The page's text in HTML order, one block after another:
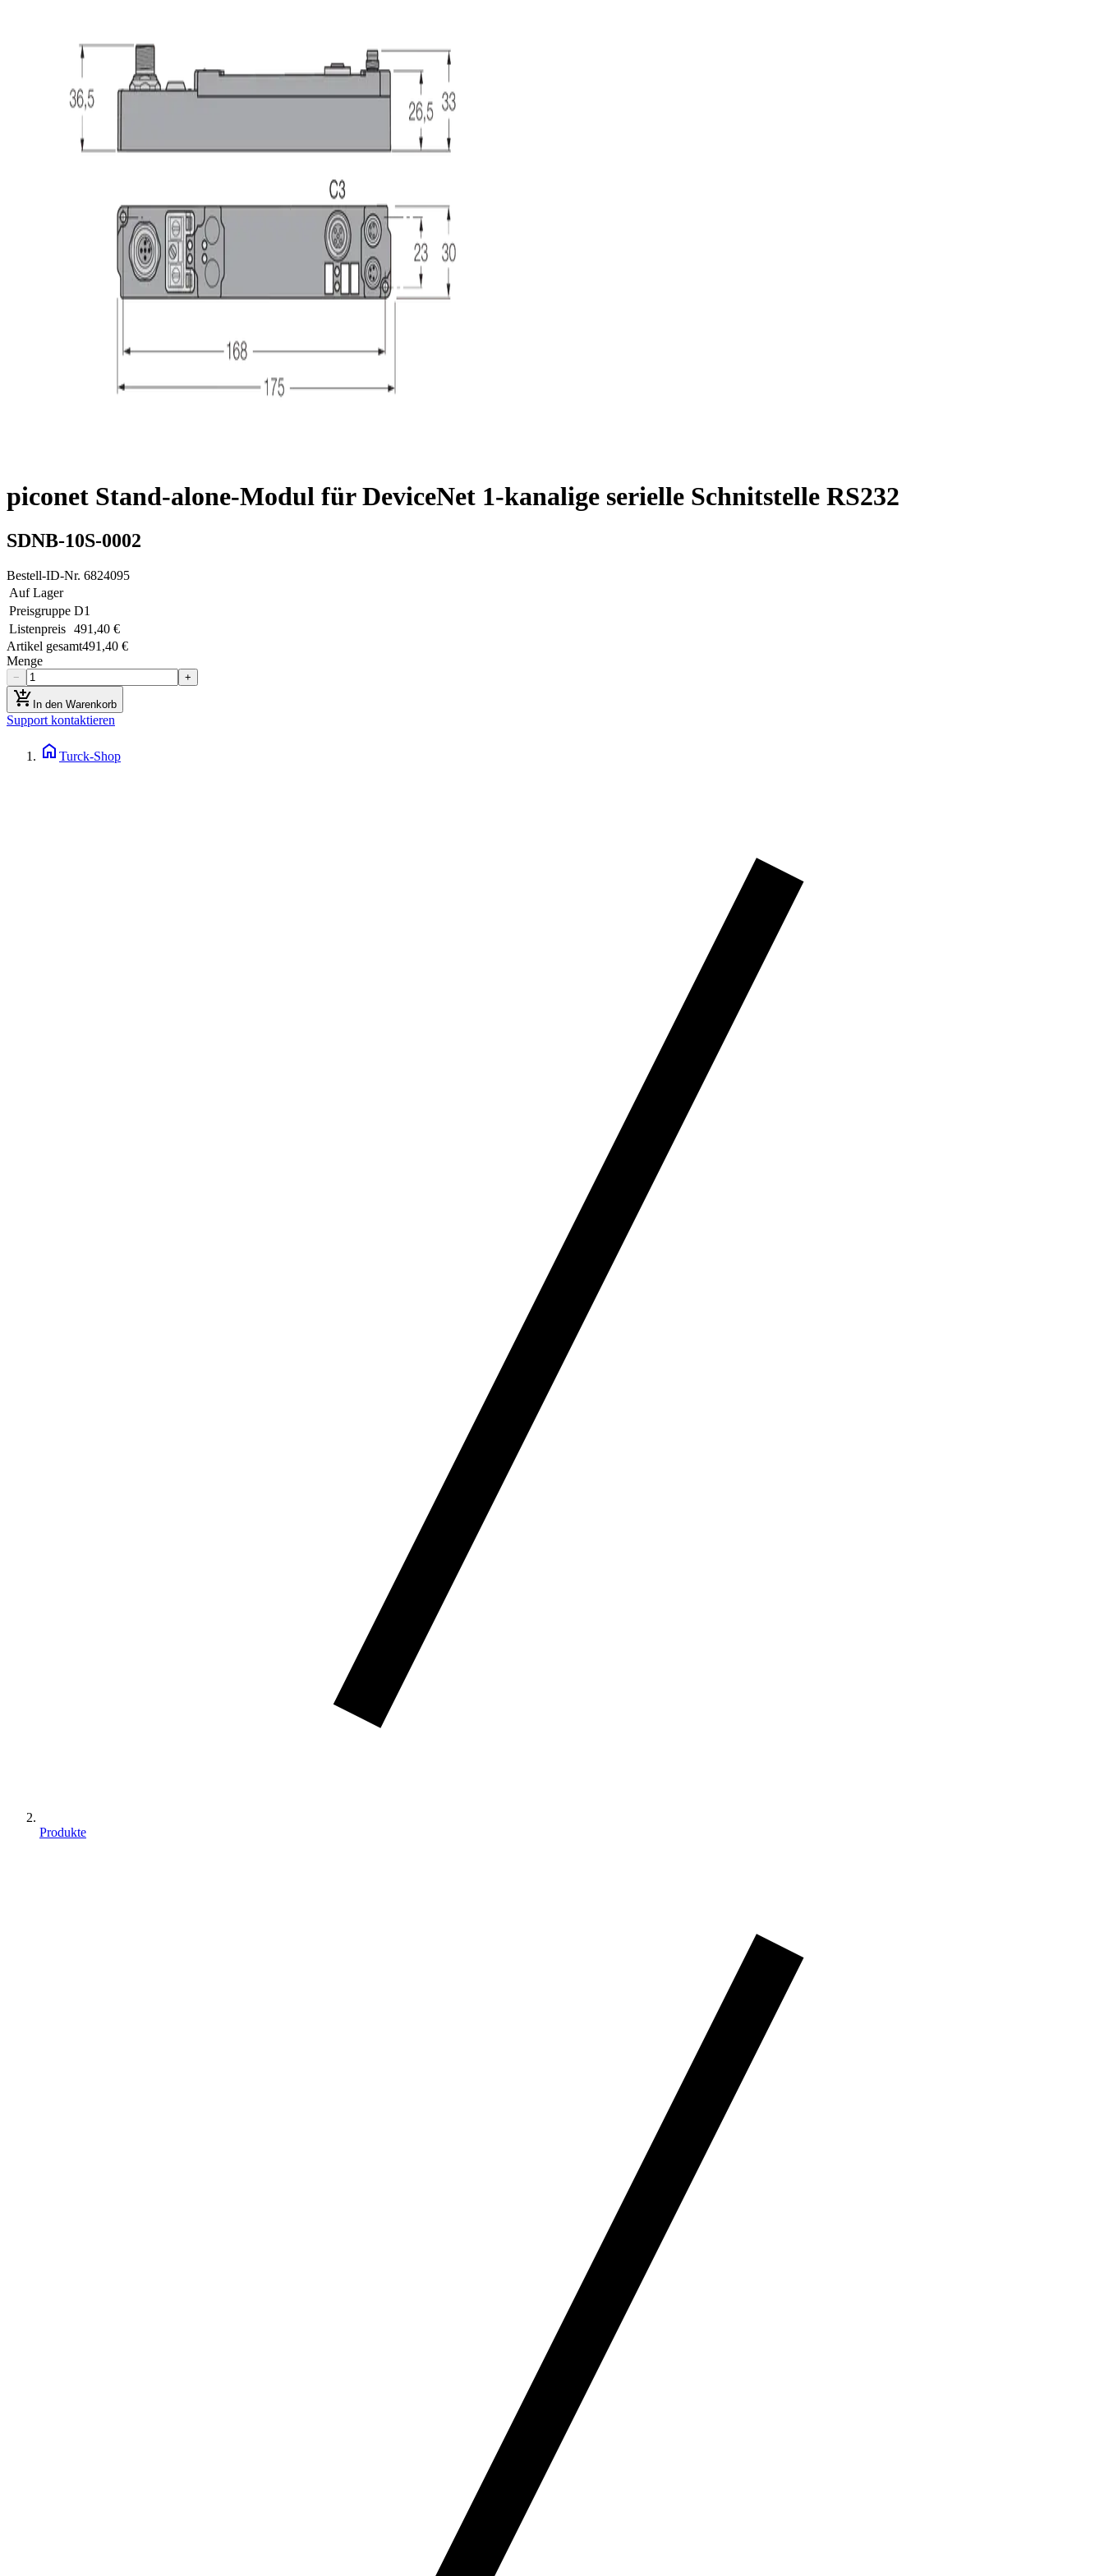
piconet Stand-alone-Modul für DeviceNet 1-kanalige serielle Schnitstelle RS232
SDNB-10S-0002
Bestell-ID-Nr. 6824095
Auf Lager
Preisgruppe D1
Listenpreis 491,40 €
Artikel gesamt491,40 €
Menge
− +
add_shopping_cart In den Warenkorb
Support kontaktieren
home Turck-Shop
Produkte